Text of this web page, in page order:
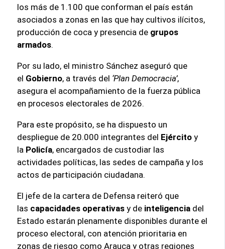
los más de 1.100 que conforman el país están
asociados a zonas en las que hay cultivos ilícitos,
producción de coca y presencia de grupos
armados.
Por su lado, el ministro Sánchez aseguró que
el Gobierno, a través del ‘Plan Democracia’,
asegura el acompañamiento de la fuerza pública
en procesos electorales de 2026.
Para este propósito, se ha dispuesto un
despliegue de 20.000 integrantes del Ejércitoy
la Policía, encargados de custodiar las
actividades políticas, las sedes de campaña y los
actos de participación ciudadana.
El jefe de la cartera de Defensa reiteró que
las capacidades operativas y de inteligencia del
Estado estarán plenamente disponibles durante el
proceso electoral, con atención prioritaria en
zonas de riesgo como Arauca y otras regiones